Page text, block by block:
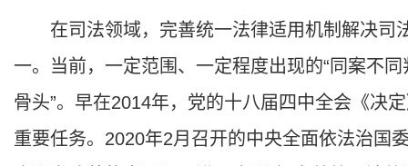
在司法领域，完善统一法律适用机制解决司
一。当前，一定范围、一定程度出现的“同案不
骨头”。早在2014年，党的十八届四中全会《决
重要任务。2020年2月召开的中央全面依法治国